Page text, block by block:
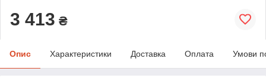
3 413 ₴
Опис Характеристики Доставка Оплата Умови